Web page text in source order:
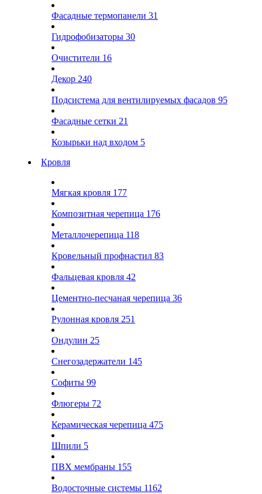
Фасадные термопанели 31
Гидрофобизаторы 30
Очистители 16
Декор 240
Подсистема для вентилируемых фасадов 95
Фасадные сетки 21
Козырьки над входом 5
Кровля
Мягкая кровля 177
Композитная черепица 176
Металлочерепица 118
Кровельный профнастил 83
Фальцевая кровля 42
Цементно-песчаная черепица 36
Рулонная кровля 251
Ондулин 25
Снегозадержатели 145
Софиты 99
Флюгеры 72
Керамическая черепица 475
Шпили 5
ПВХ мембраны 155
Водосточные системы 1162